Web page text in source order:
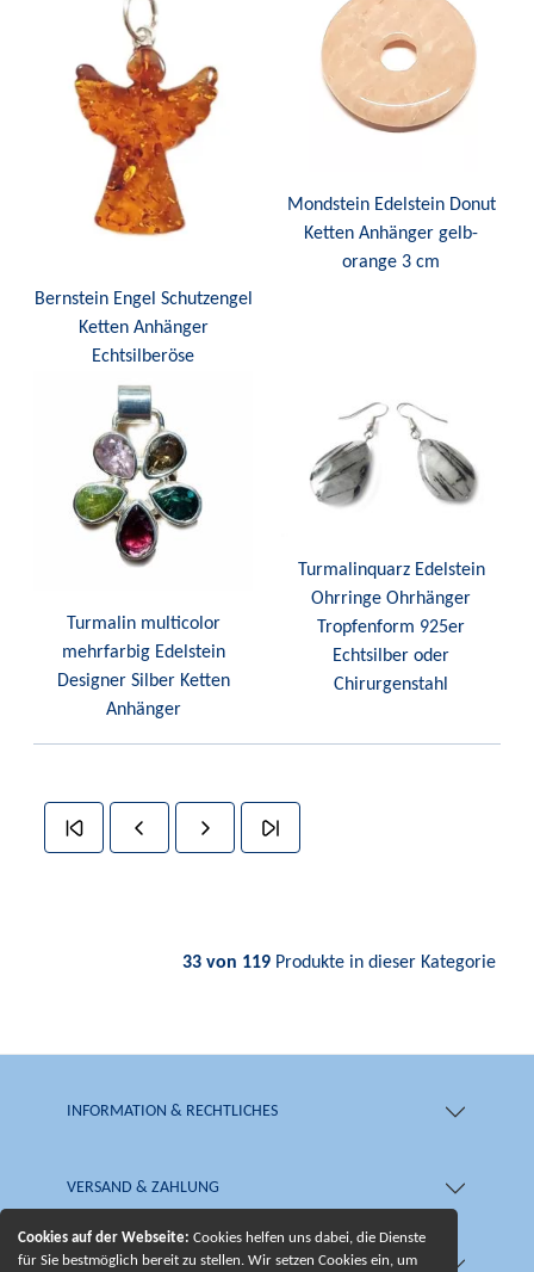
Cookies auf der Webseite:Cookies helfen uns dabei, die Dienste
für Sie bestmöglich bereit zu stellen. Wir setzen Cookies ein, um
Bernstein Engel Schutzengel
Ketten Anhänger
Echtsilberöse
Mondstein Edelstein Donut
Ketten Anhänger gelb-
orange 3 cm
Turmalin multicolor
mehrfarbig Edelstein
Designer Silber Ketten
Anhänger
Turmalinquarz Edelstein
Ohrringe Ohrhänger
Tropfenform 925er
Echtsilber oder
Chirurgenstahl
33 von 119 Produkte in dieser Kategorie
INFORMATION & RECHTLICHES
VERSAND & ZAHLUNG
SHOP & SERVICE